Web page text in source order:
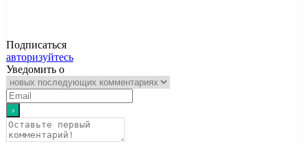
Подписаться
авторизуйтесь
Уведомить о